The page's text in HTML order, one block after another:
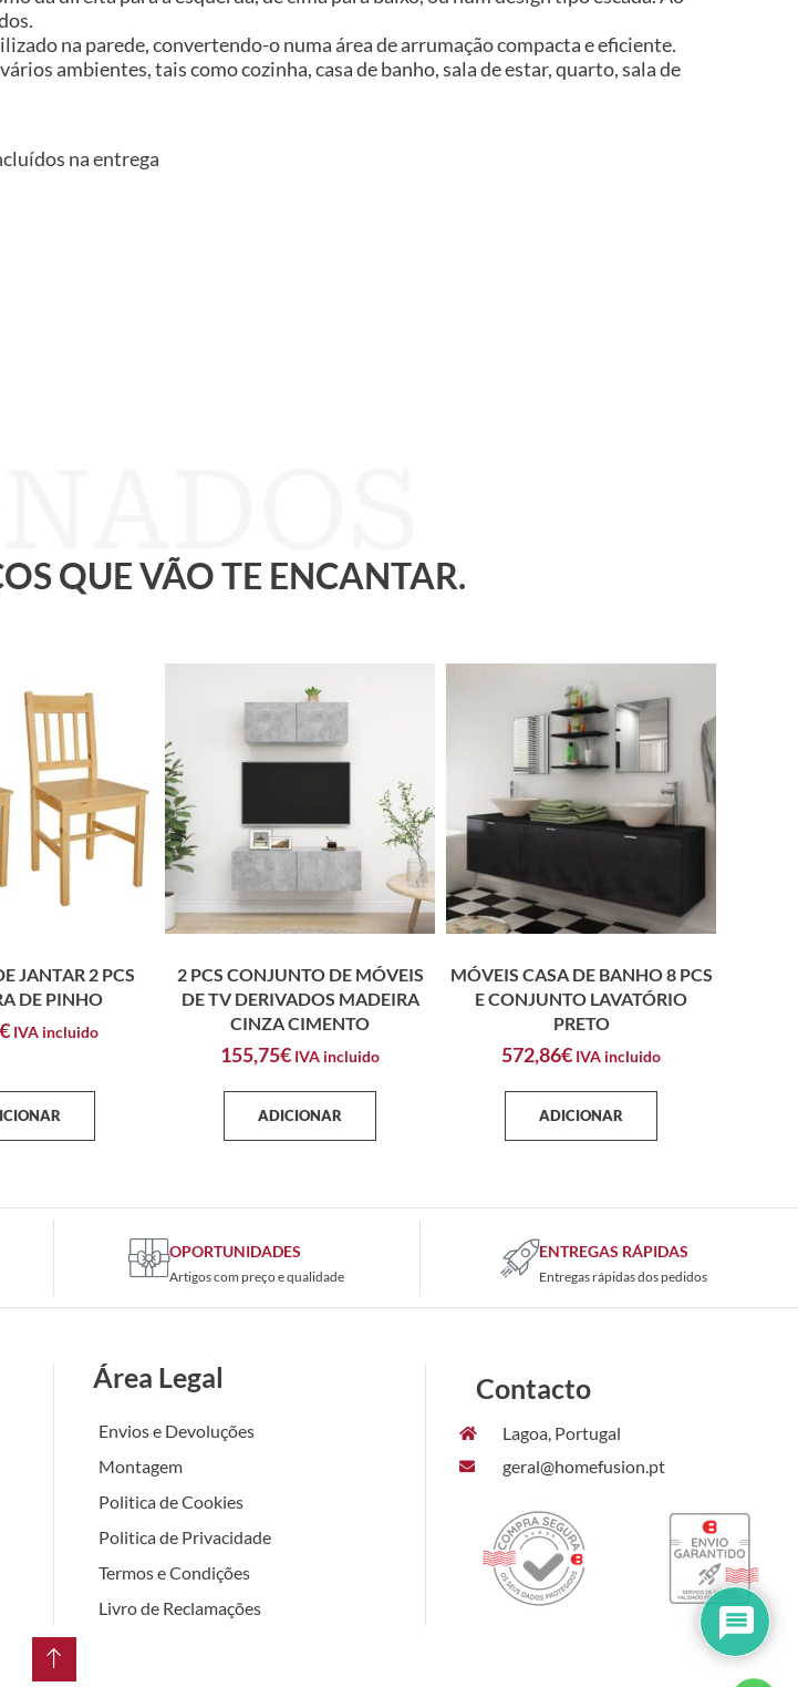
na parede, convertendo-o numa área de arrumação compacta e eficiente.
ambientes, tais como cozinha, casa de banho, sala de estar, quarto, sala de
na entrega
QUE VÃO TE ENCANTAR.
JANTAR 2 PCS
DE PINHO
€ IVA incluido
2 PCS CONJUNTO DE MÓVEIS
DE TV DERIVADOS MADEIRA
CINZA CIMENTO
155,75€ IVA incluido
ADICIONAR
MÓVEIS CASA DE BANHO 8 PCS
E CONJUNTO LAVATÓRIO
PRETO
572,86€ IVA incluido
ADICIONAR
OPORTUNIDADES
Artigos com preço e qualidade
ENTREGAS RÁPIDAS
Entregas rápidas dos pedidos
Área Legal
Envios e Devoluções
Montagem
Politica de Cookies
Politica de Privacidade
Termos e Condições
Livro de Reclamações
Contacto
Lagoa, Portugal
geral@homefusion.pt